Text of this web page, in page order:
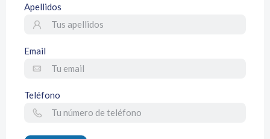
Apellidos
Email
Teléfono